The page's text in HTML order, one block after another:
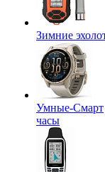
Зимние
Умные-Смарт
часы